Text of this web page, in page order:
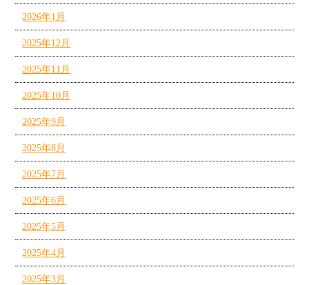
2026年1月
2025年12月
2025年11月
2025年10月
2025年9月
2025年8月
2025年7月
2025年6月
2025年5月
2025年4月
2025年3月